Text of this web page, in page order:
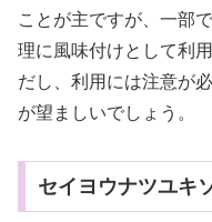
ことが主ですが、一部
理に風味付けとして利
だし、利用には注意が
が望ましいでしょう。
セイヨウナツユキ